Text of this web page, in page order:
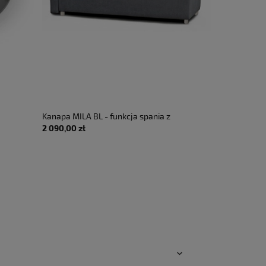
LED
Kanapa MILA BL - funkcja spania z
pojemnikiem
2 090,00 zł